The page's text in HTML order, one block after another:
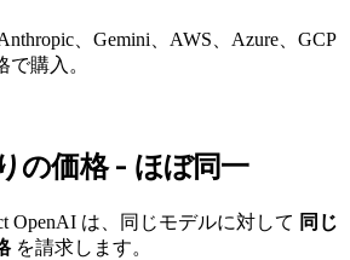
、Gemini、AWS、Azure、GCP
購入。
の価格 - ほぼ同一
OpenAI は、同じモデルに対して 同じ
を請求します。